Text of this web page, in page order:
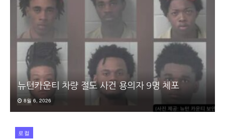
뉴턴카운티 차량 절도 사건 용의자 9명 체포
8월 6, 2026
로컬